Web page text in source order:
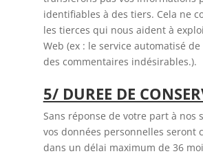
identifiables à des tiers. Cela ne
les tierces qui nous aident à
Web (ex : le service automatisé
des commentaires indésirables.).
5/ DUREE DE
Sans réponse de votre part à nos
vos données personnelles seront
dans un délai maximum de 36